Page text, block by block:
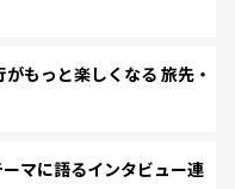
もっと楽しくなる 旅先・
マに語るインタビュー連